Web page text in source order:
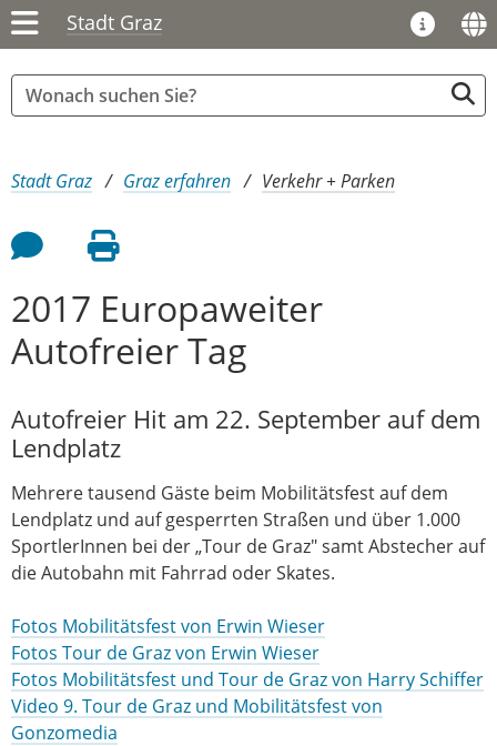
Stadt Graz
Sie sind hier:
Stadt Graz Graz erfahren Verkehr + Parken
Feedback an Autor
Seite drucken
2017 Europaweiter
Autofreier Tag
Autofreier Hit am 22. September auf dem
Lendplatz
Mehrere tausend Gäste beim Mobilitätsfest auf dem
Lendplatz und auf gesperrten Straßen und über 1.000
SportlerInnen bei der „Tour de Graz" samt Abstecher auf
die Autobahn mit Fahrrad oder Skates.
Fotos Mobilitätsfest von Erwin Wieser
Fotos Tour de Graz von Erwin Wieser
Fotos Mobilitätsfest und Tour de Graz von Harry Schiffer
Video 9. Tour de Graz und Mobilitätsfest von
Gonzomedia